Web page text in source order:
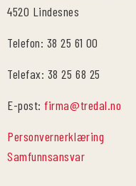
4520 Lindesnes
Telefon: 38 25 61 00
Telefax: 38 25 68 25
E-post:firma@tredal.no
Personvernerklæring
Samfunnsansvar